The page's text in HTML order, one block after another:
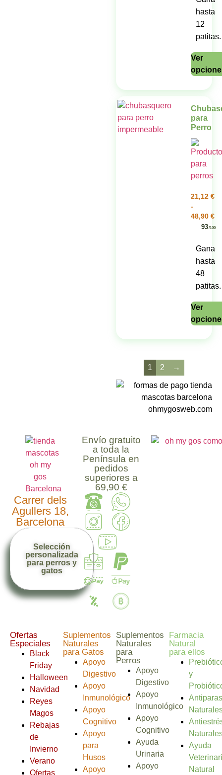
hasta
12
patitas.
Ver
para
Perro
21,12 €
-
48,90 €
93/100
Gana
hasta
48
patitas.
Ver
1 2 →
Carrer dels
Agullers 18,
Barcelona
Selección
personalizada
para perros y
gatos
Envío gratuito
a toda la
Península en
pedidos
superiores a
69,90 €
Ofertas
Especiales
Black
Friday
Halloween
Navidad
Reyes
Magos
Rebajas
de
Invierno
Verano
Ofertas
Suplementos
Naturales
para Gatos
Apoyo
Digestivo
Apoyo
Inmunológico
Apoyo
Cognitivo
Apoyo
para
Husos
Apoyo
Suplementos
Naturales
para
Perros
Apoyo
Digestivo
Apoyo
Inmunológico
Apoyo
Cognitivo
Ayuda
Urinaria
Apoyo
Farmacia
Natural
para ellos
y
Ayuda
Natural